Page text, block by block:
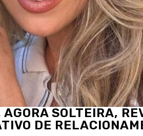
SOLTEIRA,
DE